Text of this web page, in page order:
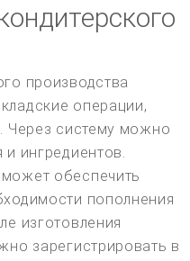
производства
операции,
Через систему можно
ингредиентов.
обеспечить
пополнения
изготовления
зарегистрировать в